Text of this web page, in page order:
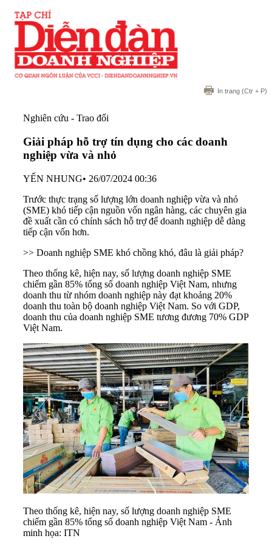
In trang (Ctr + P)
Nghiên cứu - Trao đổi
Giải pháp hỗ trợ tín dụng cho các doanh
nghiệp vừa và nhỏ
YẾN NHUNG• 26/07/2024 00:36
Trước thực trạng số lượng lớn doanh nghiệp vừa và nhỏ
(SME) khó tiếp cận nguồn vốn ngân hàng, các chuyên gia
đề xuất cần có chính sách hỗ trợ để doanh nghiệp dễ dàng
tiếp cận vốn hơn.
>> Doanh nghiệp SME khó chồng khó, đâu là giải pháp?
Theo thống kê, hiện nay, số lượng doanh nghiệp SME
chiếm gần 85% tổng số doanh nghiệp Việt Nam, nhưng
doanh thu từ nhóm doanh nghiệp này đạt khoảng 20%
doanh thu toàn bộ doanh nghiệp Việt Nam. So với GDP,
doanh thu của doanh nghiệp SME tương đương 70% GDP
Việt Nam.
Theo thống kê, hiện nay, số lượng doanh nghiệp SME
chiếm gần 85% tổng số doanh nghiệp Việt Nam - Ảnh
minh họa: ITN